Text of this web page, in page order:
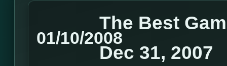
01/10/2008
The Best
Dec 31, 2007